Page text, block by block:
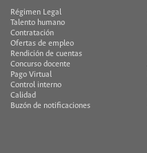
Régimen Legal
Talento humano
Contratación
Ofertas de empleo
Rendición de cuentas
Concurso docente
Pago Virtual
Control interno
Calidad
Buzón de notificaciones